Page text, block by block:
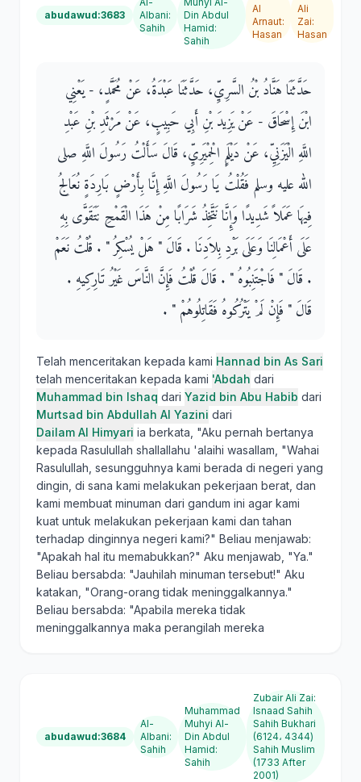
abudawud:3683
Albani:
Sahih
Din Abdul
Hamid:
Sahih
Al
Arnaut:
Hasan
Ali
Zai:
Hasan
حَدَّثَنَا هَنَّادُ بْنُ السَّرِيِّ، حَدَّثَنَا عَبْدَةُ، عَنْ مُحَمَّدٍ، - يَعْنِي
ابْنَ إِسْحَاقَ - عَنْ يَزِيدَ بْنِ أَبِي حَبِيبٍ، عَنْ مَرْثَدِ بْنِ عَبْدِ
اللَّهِ الْيَزَنِيِّ، عَنْ دَيْلَمٍ الْحِمْيَرِيِّ، قَالَ سَأَلْتُ رَسُولَ اللَّهِ صلى
الله عليه وسلم فَقُلْتُ يَا رَسُولَ اللَّهِ إِنَّا بِأَرْضٍ بَارِدَةٍ نُعَالِجُ
فِيهَا عَمَلاً شَدِيدًا وَإِنَّا نَتَّخِذُ شَرَابًا مِنْ هَذَا الْقَمْحِ نَتَقَوَّى بِهِ
عَلَى أَعْمَالِنَا وَعَلَى بَرْدِ بِلاَدِنَا ‏.‏ قَالَ ‏"‏ هَلْ يُسْكِرُ ‏"‏ ‏.‏ قُلْتُ نَعَمْ
‏.‏ قَالَ ‏"‏ فَاجْتَنِبُوهُ ‏"‏ ‏.‏ قَالَ قُلْتُ فَإِنَّ النَّاسَ غَيْرُ تَارِكِيهِ ‏.‏
قَالَ ‏"‏ فَإِنْ لَمْ يَتْرُكُوهُ فَقَاتِلُوهُمْ ‏"‏ ‏.‏
Telah menceritakan kepada kami Hannad bin As Sari
telah menceritakan kepada kami 'Abdah dari
Muhammad bin Ishaq dari Yazid bin Abu Habib dari
Murtsad bin Abdullah Al Yazini dari
Dailam Al Himyari ia berkata, "Aku pernah bertanya
kepada Rasulullah shallallahu 'alaihi wasallam, "Wahai
Rasulullah, sesungguhnya kami berada di negeri yang
dingin, di sana kami melakukan pekerjaan berat, dan
kami membuat minuman dari gandum ini agar kami
kuat untuk melakukan pekerjaan kami dan tahan
terhadap dinginnya negeri kami?" Beliau menjawab:
"Apakah hal itu memabukkan?" Aku menjawab, "Ya."
Beliau bersabda: "Jauhilah minuman tersebut!" Aku
katakan, "Orang-orang tidak meninggalkannya."
Beliau bersabda: "Apabila mereka tidak
meninggalkannya maka perangilah mereka
abudawud:3684
Al-
Albani:
Sahih
Muhammad
Muhyi Al-
Din Abdul
Hamid:
Sahih
Zubair Ali Zai:
Isnaad Sahih
Sahih Bukhari
(6124، 4344)
Sahih Muslim
(1733 After
2001)